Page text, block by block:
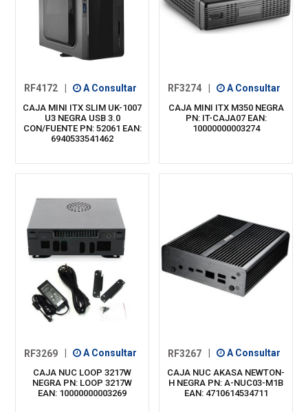
RF4172 | A Consultar
CAJA MINI ITX SLIM UK-1007
U3 NEGRA USB 3.0
CON/FUENTE PN: 52061 EAN:
6940533541462
RF3274 | A Consultar
CAJA MINI ITX M350 NEGRA
PN: IT-CAJA07 EAN:
10000000003274
RF3269 A Consultar
CAJA NUC LOOP 3217W
NEGRA PN: LOOP 3217W
EAN: 10000000003269
RF3267 A Consultar
CAJA NUC AKASA NEWTON-
H NEGRA PN: A-NUC03-M1B
EAN: 4710614534711